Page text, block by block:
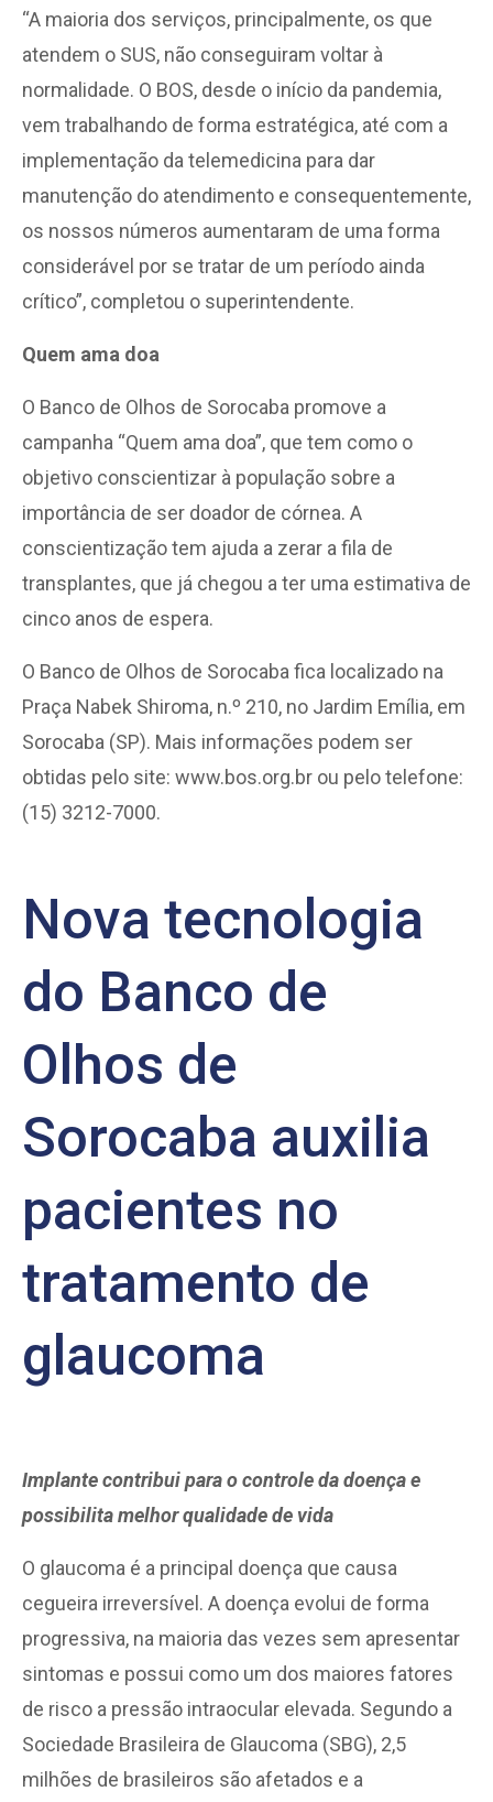
“A maioria dos serviços, principalmente, os que
atendem o SUS, não conseguiram voltar à
normalidade. O BOS, desde o início da pandemia,
vem trabalhando de forma estratégica, até com a
implementação da telemedicina para dar
manutenção do atendimento e consequentemente,
os nossos números aumentaram de uma forma
considerável por se tratar de um período ainda
crítico”, completou o superintendente.
Quem ama doa
O Banco de Olhos de Sorocaba promove a
campanha “Quem ama doa”, que tem como o
objetivo conscientizar à população sobre a
importância de ser doador de córnea. A
conscientização tem ajuda a zerar a fila de
transplantes, que já chegou a ter uma estimativa de
cinco anos de espera.
O Banco de Olhos de Sorocaba fica localizado na
Praça Nabek Shiroma, n.º 210, no Jardim Emília, em
Sorocaba (SP). Mais informações podem ser
obtidas pelo site: www.bos.org.br ou pelo telefone:
(15) 3212-7000.
Nova tecnologia
do Banco de
Olhos de
Sorocaba auxilia
pacientes no
tratamento de
glaucoma
Implante contribui para o controle da doença e
possibilita melhor qualidade de vida
O glaucoma é a principal doença que causa
cegueira irreversível. A doença evolui de forma
progressiva, na maioria das vezes sem apresentar
sintomas e possui como um dos maiores fatores
de risco a pressão intraocular elevada. Segundo a
Sociedade Brasileira de Glaucoma (SBG), 2,5
milhões de brasileiros são afetados e a